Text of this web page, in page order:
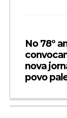
No 78º
nova
povo